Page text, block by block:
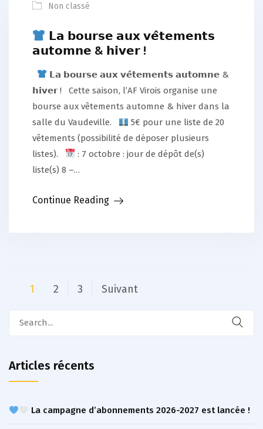
Non classé
𝗟𝗮 𝗯𝗼𝘂𝗿𝘀𝗲 𝗮𝘂𝘅 𝘃𝗲̂𝘁𝗲𝗺𝗲𝗻𝘁𝘀
𝗮𝘂𝘁𝗼𝗺𝗻𝗲 & 𝗵𝗶𝘃𝗲𝗿 !
𝗟𝗮 𝗯𝗼𝘂𝗿𝘀𝗲 𝗮𝘂𝘅 𝘃𝗲̂𝘁𝗲𝗺𝗲𝗻𝘁𝘀 𝗮𝘂𝘁𝗼𝗺𝗻𝗲 &
𝗵𝗶𝘃𝗲𝗿 ! Cette saison, l’AF Virois organise une
bourse aux vêtements automne & hiver dans la
salle du Vaudeville.
5€ pour une liste de 20
vêtements (possibilité de déposer plusieurs
listes).
: 7 octobre : jour de dépôt de(s)
liste(s) 8 –…
Continue Reading
Pagination
publications
1 2 3 Suivant
Articles récents
La campagne d’abonnements 2026-2027 est lancée !